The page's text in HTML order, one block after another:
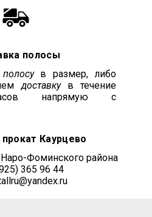
полосы
в размер, либо
доставкув течение
напрямую с
Каурцево
Фоминского района
365 96 44